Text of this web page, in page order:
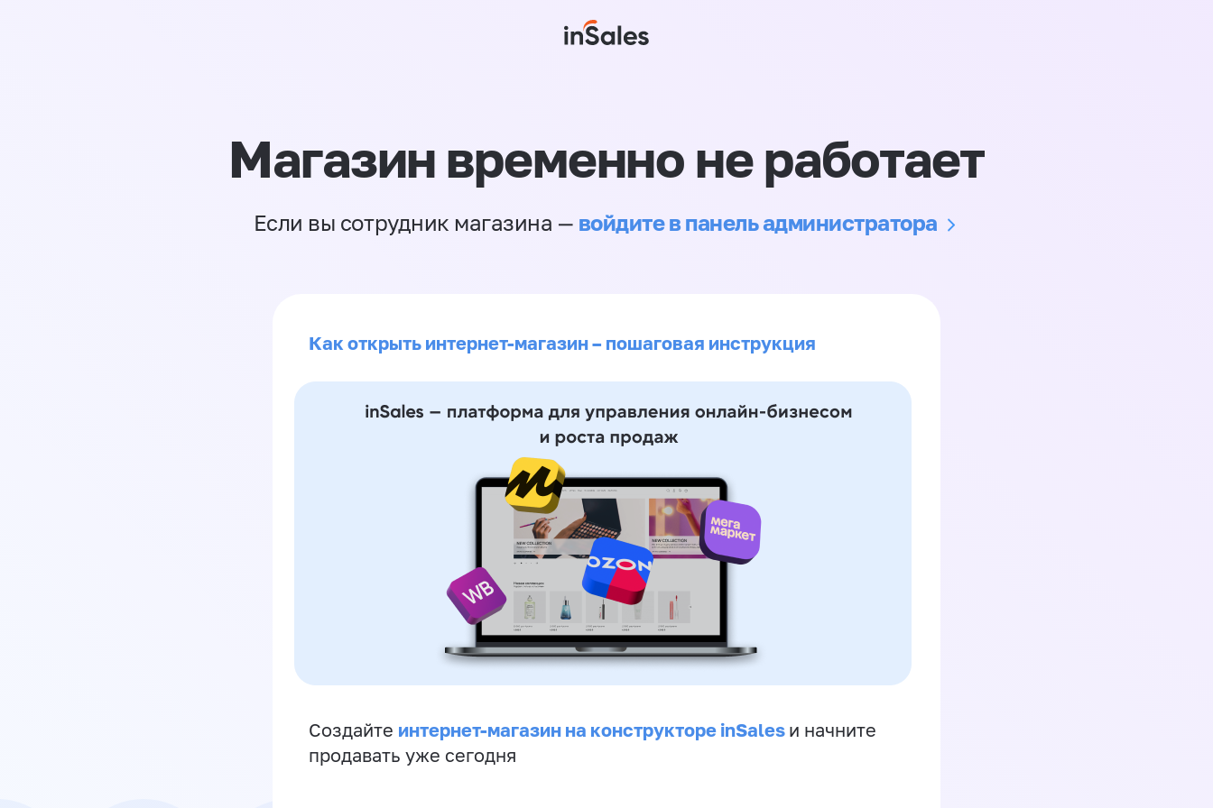
Магазин временно не работает
Если вы сотрудник магазина — войдите в панель администратора
Как открыть интернет-магазин – пошаговая инструкция
Создайте интернет-магазин на конструкторе inSales и начните
продавать уже сегодня